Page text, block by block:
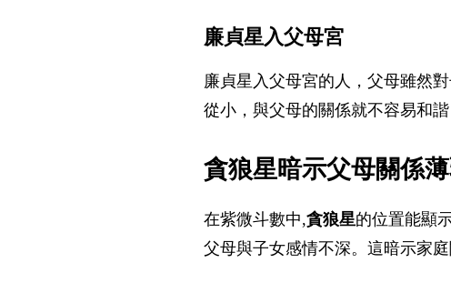
廉貞星入父母宮
廉貞星入父母宮的人，父母雖然
從小，與父母的關係就不容易和諧
貪狼星暗示父母關係
在紫微斗數中,貪狼星的位置能顯
父母與子女感情不深。這暗示家